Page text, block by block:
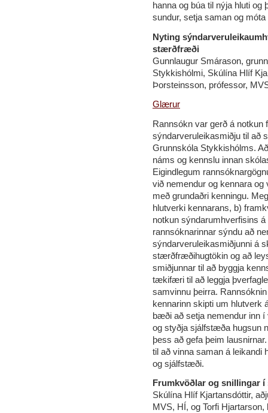
hanna og búa til nýja hluti
sundur, setja saman og
Nyting
stærðfræði
Gunnlaugur Smárason,
Stykkishólmi, Skúlína Hlíf
Þorsteinsson, prófessor,
Glærur
Rannsókn var gerð á notkun
sýndarveruleikasmiðju til að
Grunnskóla Stykkishólms.
náms og kennslu innan
Eigindlegum
við nemendur og kennara
með grundaðri kenningu.
hlutverki kennarans, b)
notkun sýndarumhverfisins
rannsóknarinnar sýndu að
sýndarveruleikasmiðjunni á
stærðfræðihugtökin og að
smiðjunnar til að byggja
tækifæri til að leggja
samvinnu þeirra.
kennarinn skipti um hlutverk
bæði að setja nemendur inn
og styðja sjálfstæða hugsun
þess að gefa þeim
til að vinna saman á leikandi
og sjálfstæði.
Frumkvöðlar og snillingar
Skúlína Hlíf Kjartansdóttir,
MVS, HÍ, og Torfi